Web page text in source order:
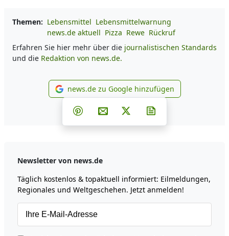
Themen: Lebensmittel Lebensmittelwarnung
news.de aktuell Pizza Rewe Rückruf
Erfahren Sie hier mehr über die journalistischen Standards
und die Redaktion von news.de.
news.de zu Google
news.de zu Google hinzufügen
Teilen auf Facebook
Teilen auf Whatsapp
Teilen auf Telegram
Teilen auf Pinterest
Per E-Mail teilen
Post auf X
Newsletter von news.de
Täglich kostenlos & topaktuell informiert: Eilmeldungen,
Regionales und Weltgeschehen. Jetzt anmelden!